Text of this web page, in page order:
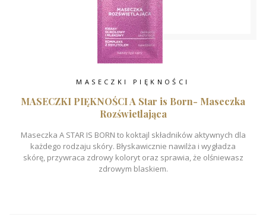
MASECZKI PIĘKNOŚCI
MASECZKI PIĘKNOŚCI A Star is Born- Maseczka
Rozświetlająca
Maseczka A STAR IS BORN to koktajl składników aktywnych dla
każdego rodzaju skóry. Błyskawicznie nawilża i wygładza
skórę, przywraca zdrowy koloryt oraz sprawia, że olśniewasz
zdrowym blaskiem.